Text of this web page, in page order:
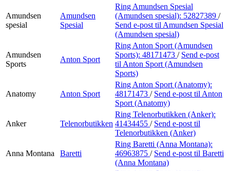
Amundsen
spesial
Amundsen
Spesial
Ring Amundsen Spesial
(Amundsen spesial): 52827389 /
Send e-post til Amundsen Spesial
(Amundsen spesial)
Amundsen
Sports
Anton Sport
Ring Anton Sport (Amundsen
Sports): 48171473 / Send e-post
til Anton Sport (Amundsen
Sports)
Anatomy Anton Sport
Ring Anton Sport (Anatomy):
48171473 / Send e-post til Anton
Sport (Anatomy)
Anker Telenorbutikken
Ring Telenorbutikken (Anker):
41434455 / Send e-post til
Telenorbutikken (Anker)
Anna Montana Baretti
Ring Baretti (Anna Montana):
46963875 / Send e-post til Baretti
(Anna Montana)